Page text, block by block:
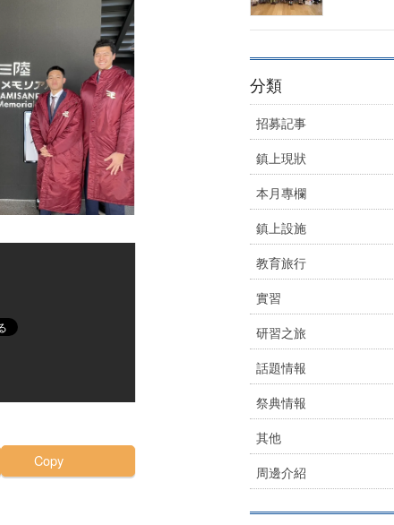
Copy
分類
招募記事
鎮上現狀
本月專欄
鎮上設施
教育旅行
實習
研習之旅
話題情報
祭典情報
其他
周邊介紹